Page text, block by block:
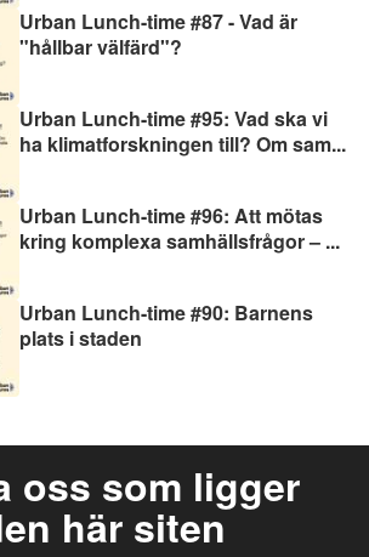
Urban Lunch-time #87 - Vad är
"hållbar välfärd"?
Urban Lunch-time #95: Vad ska vi
ha klimatforskningen till? Om sam...
Urban Lunch-time #96: Att mötas
kring komplexa samhällsfrågor – ...
Urban Lunch-time #90: Barnens
plats i staden
oss som ligger
här siten